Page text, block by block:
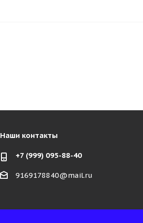
Наши контакты
+7 (999) 095-88-40
9169178840@mail.ru